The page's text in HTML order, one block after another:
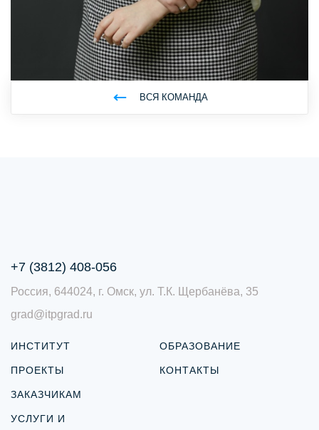
ВСЯ КОМАНДА
+7 (3812) 408-056
Россия, 644024, г. Омск, ул. Т.К. Щербанёва, 35
grad@itpgrad.ru
ИНСТИТУТ
ПРОЕКТЫ
ЗАКАЗЧИКАМ
УСЛУГИ И
ОБРАЗОВАНИЕ
КОНТАКТЫ